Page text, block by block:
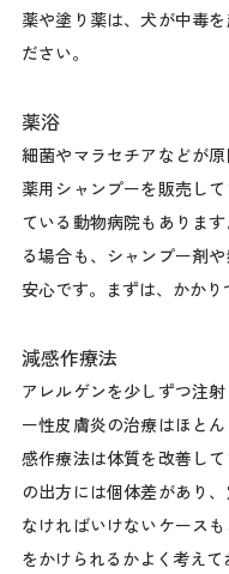
薬や塗り薬は、犬が中毒
ださい。
薬浴
細菌やマラセチアなどが
薬用シャンプーを販売し
ている動物病院もありま
る場合も、シャンプー剤
安心です。まずは、かかり
減感作療法
アレルゲンを少しずつ注
ー性皮膚炎の治療はほと
感作療法は体質を改善し
の出方には個体差があり
なければいけないケース
をかけられるかよく考えて